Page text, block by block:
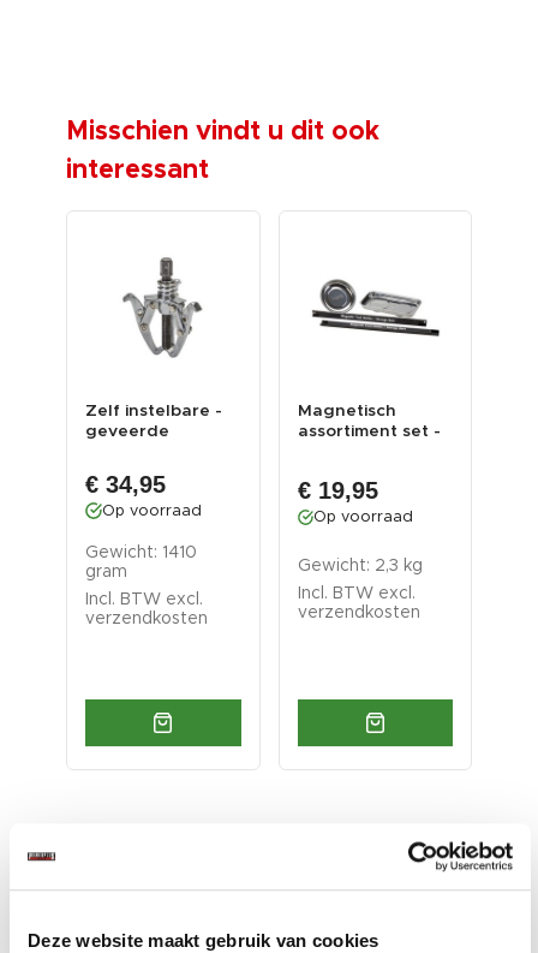
Deze website maakt gebruik van cookies
Misschien vindt u dit ook
interessant
Zelf instelbare -
geveerde
mm ar...
€ 34,95
Op voorraad
Gewicht: 1410
gram
Incl. BTW excl.
verzendkosten
Magnetisch
assortiment set -
€ 19,95
Op voorraad
Gewicht: 2,3 kg
Incl. BTW excl.
verzendkosten
Accessoires voor een nog
betere ervaring